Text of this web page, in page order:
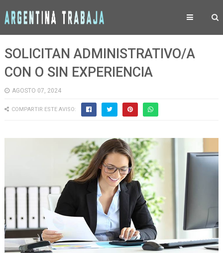
SOLICITAN ADMINISTRATIVO/A
CON O SIN EXPERIENCIA
AGOSTO 07, 2024
COMPARTIR ESTE AVISO: